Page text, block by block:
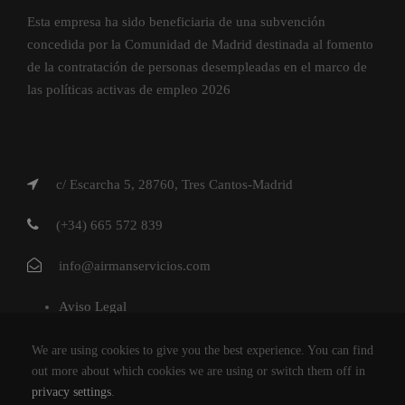
Esta empresa ha sido beneficiaria de una subvención
concedida por la Comunidad de Madrid destinada al fomento
de la contratación de personas desempleadas en el marco de
las políticas activas de empleo 2026
c/ Escarcha 5, 28760, Tres Cantos-Madrid
(+34) 665 572 839
info@airmanservicios.com
Aviso Legal
Política de Cookies
We are using cookies to give you the best experience. You can find
out more about which cookies we are using or switch them off in
privacy settings.